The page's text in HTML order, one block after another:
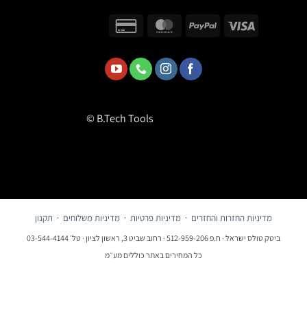
© B.Tech Tools
מדיניות החזרות והחזרים ·מדיניות פרטיות·מדיניות משלוחים·תקנון
ביטק טולס ישראל · ח.פ 512-959-206 · רחוב שביט 3, ראשון לציון · טל׳ 03-544-4144
כל המחירים באתר כוללים מע״מ